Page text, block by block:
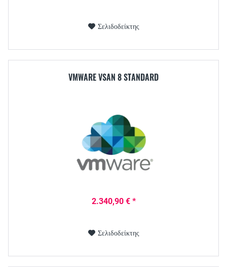
Σελιδοδείκτης
VMWARE VSAN 8 STANDARD
2.340,90 € *
Σελιδοδείκτης